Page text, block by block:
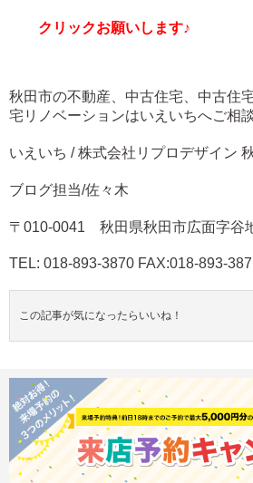
クリックお願いします♪
秋田市の不動産、中古住宅、中古住
宅リノベーションはいえいちへご
いえいち / 株式会社リプロデザイン
ブログ担当/佐々木
〒010-0041 秋田県秋田市広面字谷
TEL: 018-893-3870 FAX:018-893-
この記事が気になったらいいね！